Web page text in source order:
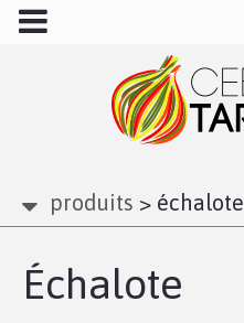
produits > échalote
Échalote